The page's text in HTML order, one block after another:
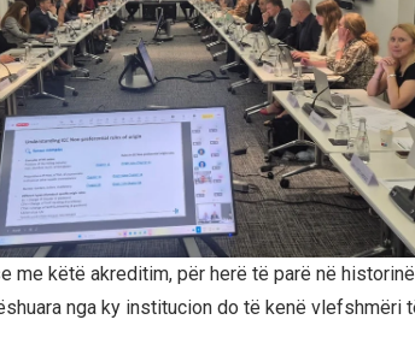
me këtë akreditim, për herë të parë në
nga ky institucion do të kenë vlefshmëri